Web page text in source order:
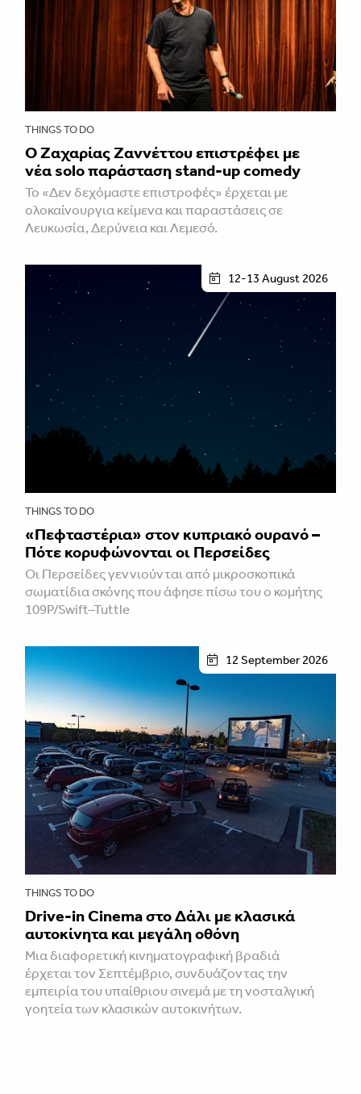
THINGS TO DO
Ο Ζαχαρίας Ζαννέττου επιστρέφει με
νέα solo παράσταση stand-up comedy
Το «Δεν δεχόμαστε επιστροφές» έρχεται με
ολοκαίνουργια κείμενα και παραστάσεις σε
Λευκωσία, Δερύνεια και Λεμεσό.
12-13 August 2026
THINGS TO DO
«Πεφταστέρια» στον κυπριακό ουρανό –
Πότε κορυφώνονται οι Περσείδες
Οι Περσείδες γεννιούνται από μικροσκοπικά
σωματίδια σκόνης που άφησε πίσω του ο κομήτης
109P/Swift–Tuttle
12 September 2026
THINGS TO DO
Drive-in Cinema στο Δάλι με κλασικά
αυτοκίνητα και μεγάλη οθόνη
Μια διαφορετική κινηματογραφική βραδιά
έρχεται τον Σεπτέμβριο, συνδυάζοντας την
εμπειρία του υπαίθριου σινεμά με τη νοσταλγική
γοητεία των κλασικών αυτοκινήτων.